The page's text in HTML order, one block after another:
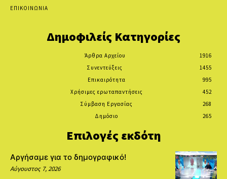
ΕΠΙΚΟΙΝΩΝΙΑ
Δημοφιλείς Κατηγορίες
Άρθρα Αρχείου
1916
Συνεντεύξεις
1455
Επικαιρότητα
995
Χρήσιμες ερωταπαντήσεις
452
Σύμβαση Εργασίας
268
Δημόσιο
265
Επιλογές εκδότη
Αργήσαμε για το δημογραφικό!
Αύγουστος 7, 2026